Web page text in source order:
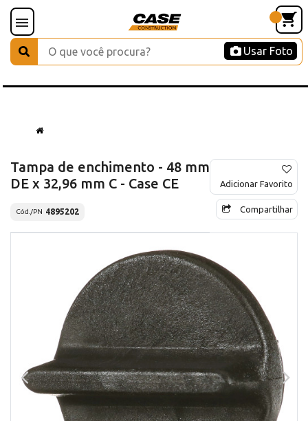
Usar Foto
Tampa de enchimento - 48 mm
DE x 32,96 mm C - Case CE
Cód./PN 4895202
Adicionar Favorito
Compartilhar